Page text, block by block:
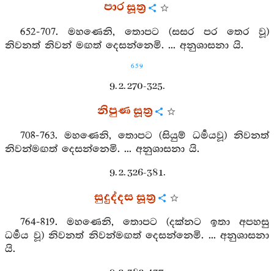
පාර සූත්‍ර
652-707. මහණෙනි, තොපට (සසර පර තෙර වූ)
නිවනත් නිවන් මඟත් දෙසන්නෙමි. ... අනුශාසනා යි.
659
9. 2. 270-325.
නිපුණ සූත්‍ර
708-763. මහණෙනි, තොපට (සියුම් ධර්‍මයවූ) නිවනත්
නිවන්මඟත් දෙසන්නෙමි. ... අනුශාසනා යි.
9. 2. 326-381.
සුදුද්දස සූත්‍ර
764-819. මහණෙනි, තොපට (දක්නට ඉතා අපහසු
ධර්‍මය වූ) නිවනත් නිවන්මඟත් දෙසන්නෙමි. ... අනුශාසනා
යි.